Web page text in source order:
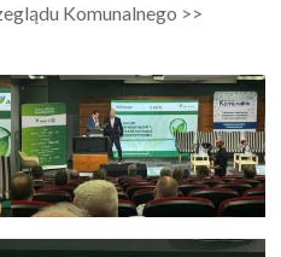
Komunalnego >>